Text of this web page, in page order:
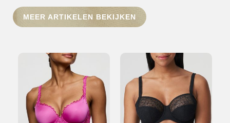
HOME
SHOP
NIEUWS
CONTACT
MEER ARTIKELEN BEKIJKEN